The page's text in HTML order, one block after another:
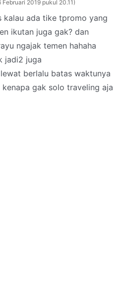
Februari 2019 pukul 20.11
kalau ada tike tpromo yang
ikutan juga gak? dan
ngajak temen hahaha
jadi2 juga
berlalu batas waktunya
kenapa gak solo traveling aja